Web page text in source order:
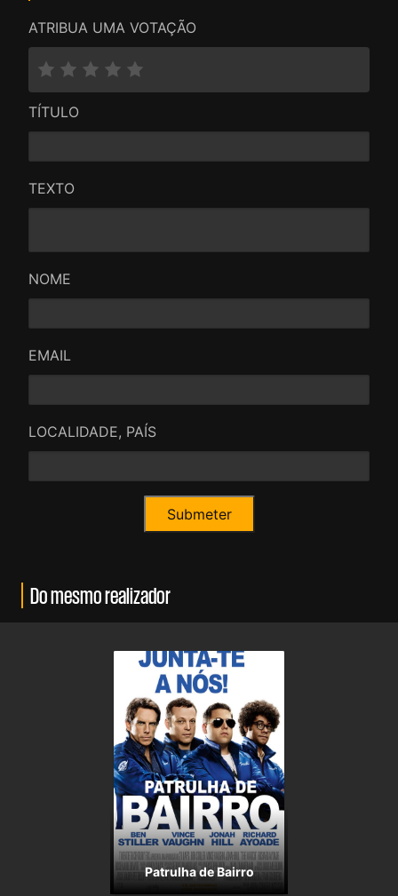
ATRIBUA UMA VOTAÇÃO
TÍTULO
TEXTO
NOME
EMAIL
LOCALIDADE, PAÍS
Do mesmo realizador
Patrulha de Bairro